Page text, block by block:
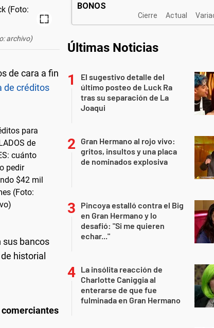
archivo)
de cara a fin
de créditos
sus bancos
historial
Últimas Noticias
El sugestivo detalle del
último posteo de Luck Ra
tras su separación de La
Joaqui
Gran Hermano al rojo vivo:
gritos, insultos y una placa
de nominados explosiva
Pincoya estalló contra el Big
en Gran Hermano y lo
desafió: "Si me quieren
echar..."
La insólita reacción de
Charlotte Caniggia al
enterarse de que fue
fulminada en Gran Hermano